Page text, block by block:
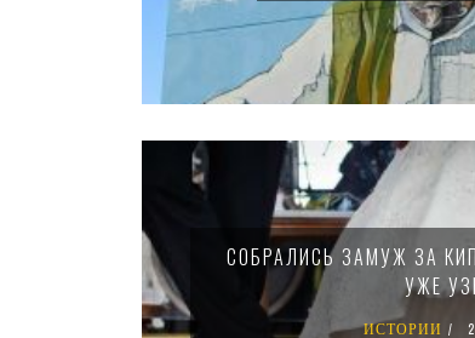
СОБРАЛИСЬ ЗАМУЖ ЗА
УЖЕ
ИСТОРИИ